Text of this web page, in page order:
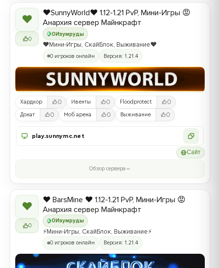
❤
0
0Изумруды
❤️SunnyWorld❤️ 1.12-1.21 PvP, Мини-Игры 😡
Анархия сервер Майнкрафт
❤️Мини-Игры, СкайБлок, Выживание❤️
0 игроков онлайн Версия: 1.21.4
Хардкор 0 Ивенты 0 Floodprotect 0
Донат 0 Моб арена 0 Выживание 0
play.sunnymc.net
Сайт
Обзор сервера
❤
0
0 Изумруды
❤️ BarsMine ❤️ 1.12-1.21 PvP, Мини-Игры 😡
Анархия сервер Майнкрафт
⚡Мини-Игры, СкайБлок, Выживание⚡
0 игроков онлайн Версия: 1.21.4